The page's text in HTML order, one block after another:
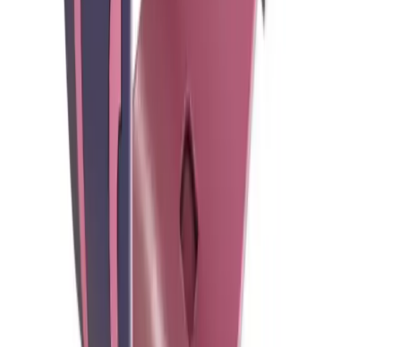
Lenovo IdeaPad 1: Günlük kullanım için hafif ve
uygun fiyatlı dizüstü bilgisayar
Lenovo IdeaPad 1, hafifliği ve şık tasarımıyla günlük kullanım için
ideal, uygun fiyatlı bir dizüstü bilgisayardır. Enerji verimli işlemcisi
ve yeterli depolama alanıyla temel ihtiyaçlara cevap verir.
Daha fazla bilgi edinin